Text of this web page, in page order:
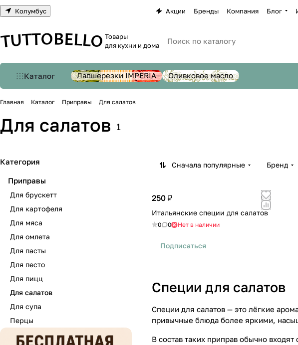
Колумбус Акции Бренды Компания Блог
Товары
для кухни и дома
Каталог Лапшерезки IMPERIA Оливковое масло
Главная Каталог Приправы Для салатов
Для салатов 1
Сначала популярные Бренд
250 ₽
Итальянские специи для салатов
0 0 Нет в наличии
Подписаться
Специи для салатов
Специи для салатов — это лёгкие
привычные блюда более яркими,
В состав таких приправ обычно
Категория
Приправы
Для брускетт
Для картофеля
Для мяса
Для омлета
Для пасты
Для песто
Для пицц
Для салатов
Для супа
Перцы